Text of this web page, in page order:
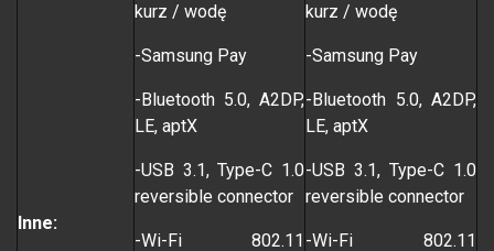
Inne:
kurz / wodę
-Samsung Pay
-Bluetooth 5.0, A2DP,
LE, aptX
-USB 3.1, Type-C 1.0
reversible connector
-Wi-Fi 802.11
kurz / wodę
-Samsung Pay
-Bluetooth 5.0, A2DP,
LE, aptX
-USB 3.1, Type-C 1.0
reversible connector
-Wi-Fi 802.11